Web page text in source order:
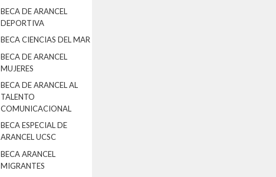
BECA DE ARANCEL
DEPORTIVA
BECA CIENCIAS DEL MAR
BECA DE ARANCEL
MUJERES
BECA DE ARANCEL AL
TALENTO
COMUNICACIONAL
BECA ESPECIAL DE
ARANCEL UCSC
BECA ARANCEL
MIGRANTES